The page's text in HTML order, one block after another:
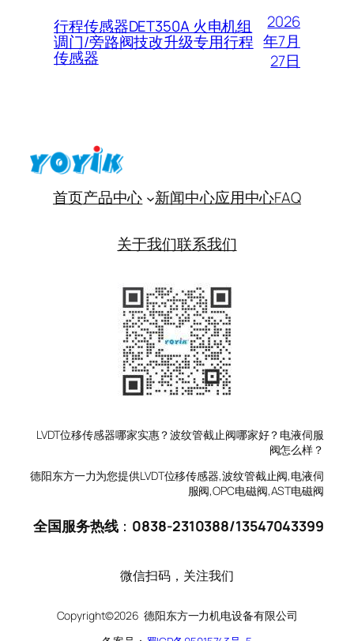
行程传感器DET350A 火电机组
调门/旁路阀技改升级专用行程
传感器
2026
年7月
27日
首页产品中心 新闻中心应用中心FAQ
关于我们联系我们
LVDT位移传感器哪家实惠？波纹管截止阀哪家好？电液伺服
阀怎么样？
德阳东方一力为您提供LVDT位移传感器,波纹管截止阀,电液伺
服阀,OPC电磁阀,AST电磁阀
全国服务热线： 0838-2310388/13547043399
微信扫码，关注我们
Copyright©2026 德阳东方一力机电设备有限公司